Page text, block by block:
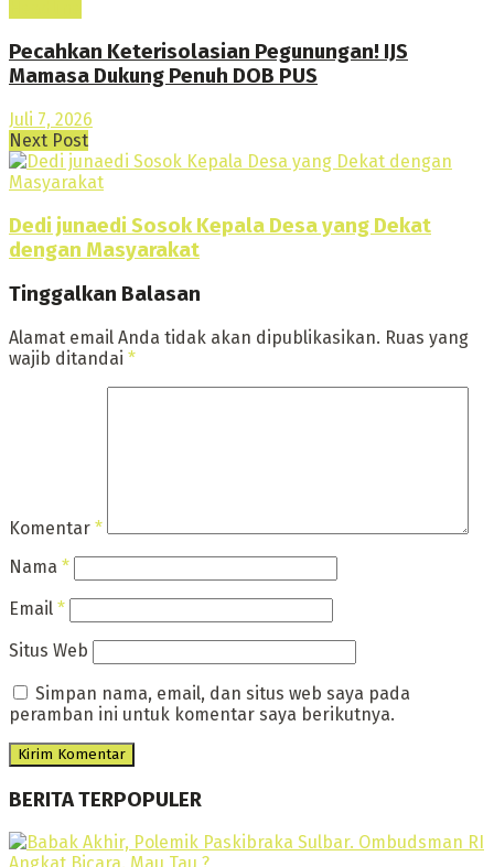
Pecahkan Keterisolasian Pegunungan! IJS
Mamasa Dukung Penuh DOB PUS
Juli 7, 2026
Next Post
Dedi junaedi Sosok Kepala Desa yang Dekat
dengan Masyarakat
Tinggalkan Balasan
Alamat email Anda tidak akan dipublikasikan. Ruas yang
wajib ditandai *
Komentar *
Nama *
Email *
Situs Web
Simpan nama, email, dan situs web saya pada
peramban ini untuk komentar saya berikutnya.
BERITA TERPOPULER